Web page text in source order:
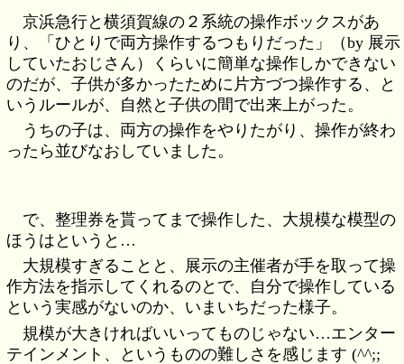
京浜急行と横須賀線の２系統の操作ボックスがあ
り、「ひとりで両方操作するつもりだった」（by 展示
していたおじさん）くらいに簡単な操作しかできない
のだが、子供が多かったために片方づつ操作する、と
いうルールが、自然と子供の間で出来上がった。
うちの子は、両方の操作をやりたがり、操作が終わ
ったら並びなおしていました。
で、整理券を貰ってまで操作した、大規模な模型の
ほうはというと…
大規模すぎることと、展示の主催者が手を取って操
作方法を指示してくれるのとで、自分で操作している
という実感がないのか、いまいちだった様子。
規模が大きければいいってものじゃない…エンター
テインメント、というものの難しさを感じます (^^;;